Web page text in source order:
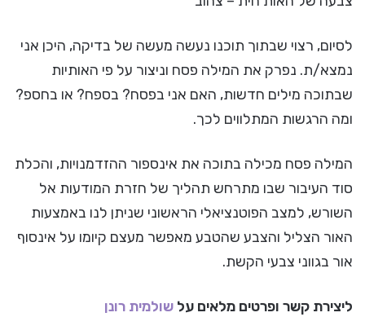
לסיום, רצוי שבתוך תוכנו נעשה מעשה של בדיקה, היכן אני
נמצא/ת. נפרק את המילה פסח וניצור על פי האותיות
שבתוכה מילים חדשות, האם אני בפסח? בספח? או בחספ?
ומה הרגשות המתלווים לכך.
המילה פסח מכילה בתוכה את אינספור ההזדמנויות, והכלת
סוד העיבור שבו מתרחש תהליך של חזרת המודעות אל
השורש, למצב הפוטנציאלי הראשוני שניתן לנו באמצעות
האור הצליל והצבע שהטבע מאפשר מעצם קיומו על אינסוף
אור בגווני צבעי הקשת.
ליצירת קשר ופרטים מלאים על שולמית רונן